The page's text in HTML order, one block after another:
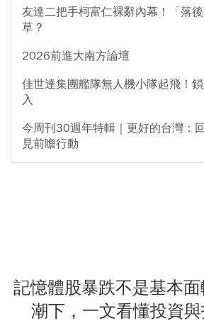
友達二把手柯富仁裸辭內幕！「落
草？
2026前進大南方論壇
佳世達集團艦隊無人機小隊起飛！
入
今周刊30週年特輯｜更好的台灣：
見前瞻行動
記憶體股暴跌不是基本
潮下，一文看懂投資與